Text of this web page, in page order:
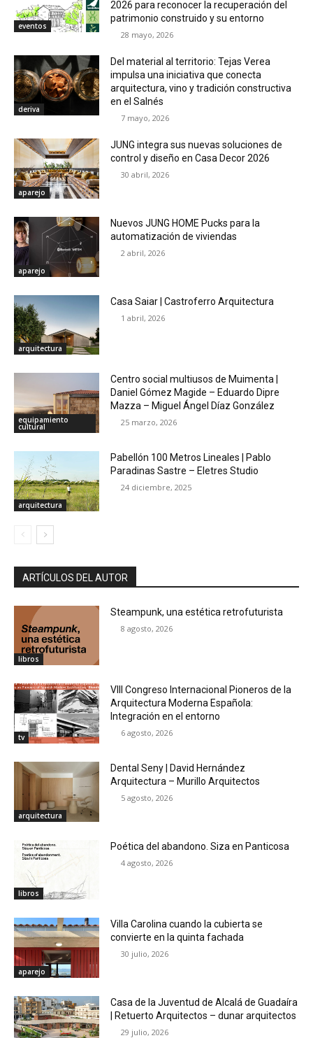
eventos
2026 para reconocer la recuperación del
patrimonio construido y su entorno
28 mayo, 2026
deriva
Del material al territorio: Tejas Verea
impulsa una iniciativa que conecta
arquitectura, vino y tradición constructiva
en el Salnés
7 mayo, 2026
aparejo
JUNG integra sus nuevas soluciones de
control y diseño en Casa Decor 2026
30 abril, 2026
aparejo
Nuevos JUNG HOME Pucks para la
automatización de viviendas
2 abril, 2026
arquitectura
Casa Saiar | Castroferro Arquitectura
1 abril, 2026
equipamiento
cultural
Centro social multiusos de Muimenta |
Daniel Gómez Magide – Eduardo Dipre
Mazza – Miguel Ángel Díaz González
25 marzo, 2026
arquitectura
Pabellón 100 Metros Lineales | Pablo
Paradinas Sastre – Eletres Studio
24 diciembre, 2025
ARTÍCULOS DEL AUTOR
libros
Steampunk, una estética retrofuturista
8 agosto, 2026
tv
VIII Congreso Internacional Pioneros de la
Arquitectura Moderna Española:
Integración en el entorno
6 agosto, 2026
arquitectura
Dental Seny | David Hernández
Arquitectura – Murillo Arquitectos
5 agosto, 2026
libros
Poética del abandono. Siza en Panticosa
4 agosto, 2026
aparejo
Villa Carolina cuando la cubierta se
convierte en la quinta fachada
30 julio, 2026
Casa de la Juventud de Alcalá de Guadaíra
| Retuerto Arquitectos – dunar arquitectos
29 julio, 2026